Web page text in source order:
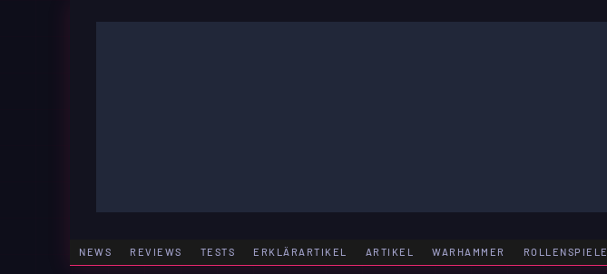
NEWS REVIEWS TESTS ERKLÄRARTIKEL ARTIKEL WARHAMMER ROLLENSPIELE